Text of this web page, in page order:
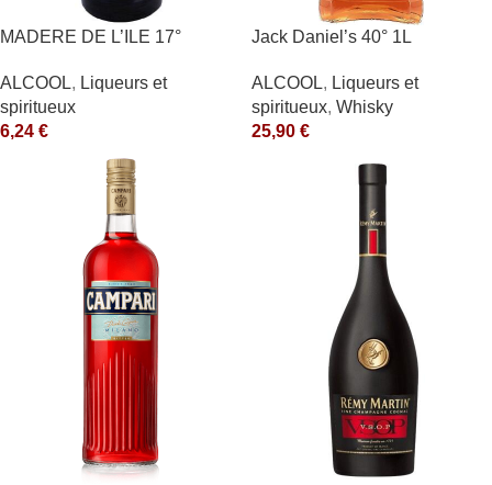
MADERE DE L’ILE 17°
ALCOOL, Liqueurs et
spiritueux
6,24 €
Jack Daniel’s 40° 1L
ALCOOL, Liqueurs et
spiritueux, Whisky
25,90 €